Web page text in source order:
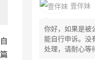
壹伴妹
你好，如果是被
能自行申诉。没
处理，请耐心等